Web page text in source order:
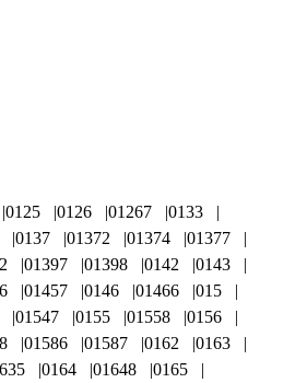
0125 0126 01267
0133
0137 01372 01374
01377
01397 01398 0142
0143
01457 0146 01466
015
01547 0155 01558
0156
01586 01587 0162
0163
0164 01648
0165